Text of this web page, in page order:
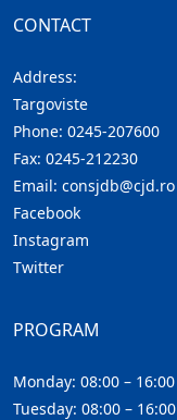
CONTACT
Address:
Targoviste
Phone: 0245-207600
Fax: 0245-212230
Email: consjdb@cjd.ro
Facebook
Instagram
Twitter
PROGRAM
Monday: 08:00 – 16:00
Tuesday: 08:00 – 16:00